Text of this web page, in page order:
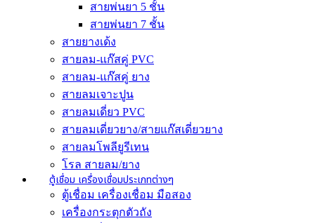
สายพ่นยา 5 ชั้น
สายพ่นยา 7 ชั้น
สายยางเด้ง
สายลม-แก๊สคู่ PVC
สายลม-แก๊สคู่ ยาง
สายลมเจาะปูน
สายลมเดี่ยว PVC
สายลมเดี่ยวยาง/สายแก๊สเดี่ยวยาง
สายลมโพลียูรีเทน
โรล สายลม/ยาง
ตู้เชื่อม เครื่องเชื่อมประเภทต่างๆ
ตู้เชื่อม เครื่องเชื่อม มือสอง
เครื่องกระตุกตัวถัง